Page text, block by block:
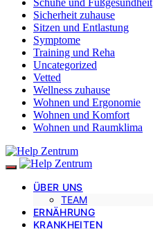
Sicherheit zuhause
Sitzen und Entlastung
Symptome
Training und Reha
Uncategorized
Vetted
Wellness zuhause
Wohnen und Ergonomie
Wohnen und Komfort
Wohnen und Raumklima
ÜBER UNS
TEAM
ERNÄHRUNG
KRANKHEITEN